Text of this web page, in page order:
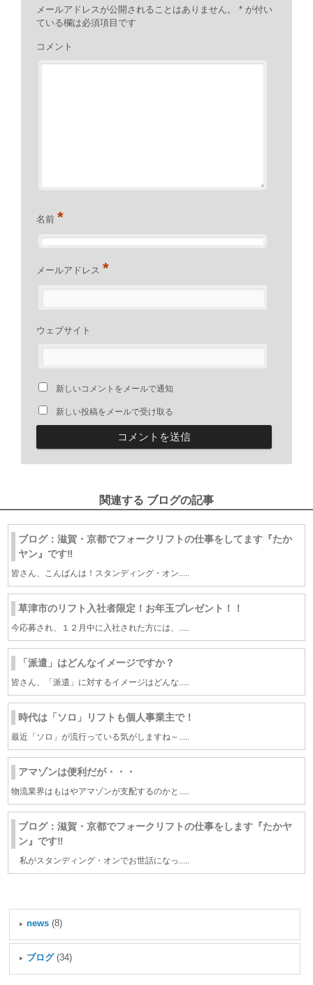
メールアドレスが公開されることはありません。 *が付い
ている欄は必須項目です
コメント
名前 *
メールアドレス *
ウェブサイト
新しいコメントをメールで通知
新しい投稿をメールで受け取る
関連する ブログの記事
ブログ：滋賀・京都でフォークリフトの仕事をしてます『たか
ヤン』です‼
皆さん、こんばんは！スタンディング・オン.....
草津市のリフト入社者限定！お年玉プレゼント！！
今応募され、１２月中に入社された方には、.....
「派遣」はどんなイメージですか？
皆さん、「派遣」に対するイメージはどんな.....
時代は「ソロ」リフトも個人事業主で！
最近「ソロ」が流行っている気がしますね～.....
アマゾンは便利だが・・・
物流業界はもはやアマゾンが支配するのかと.....
ブログ：滋賀・京都でフォークリフトの仕事をします『たかヤ
ン』です‼
私がスタンディング・オンでお世話になっ.....
news(8)
ブログ(34)